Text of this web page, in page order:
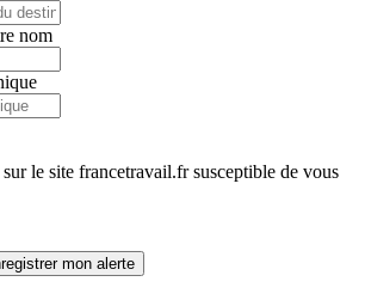
nom
le site francetravail.fr susceptible de vous
mon alerte